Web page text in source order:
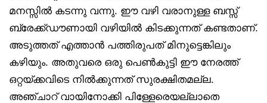
മനസ്സിൽ കടന്നു വന്നു. ഈ വഴി വരാനുള്ള ബസ്സ്
ബ്രേക്ക്ഡൗണായി വഴിയിൽ കിടക്കുന്നത് കണ്ടതാണ്.
അടുത്തത് എത്താൻ പത്തിരുപത് മിനുട്ടെങ്കിലും
കഴിയും. അതുവരെ ഒരു പെൺ‌കുട്ടി ഈ നേരത്ത്
ഒറ്റയ്ക്കവിടെ നിൽക്കുന്നത് സുരക്ഷിതമല്ല.
അഞ്ചാറ് വായിനോക്കി പിള്ളേരെയല്ലാതെ